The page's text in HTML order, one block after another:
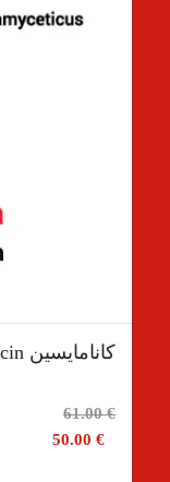
کانامایسین K1377 – Kanamycin
61.00€
قیمت
اصلی50.00€